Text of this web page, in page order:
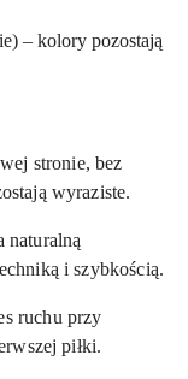
– kolory pozostają
stronie, bez
wyraziste.
naturalną
i szybkością.
ruchu przy
piłki.